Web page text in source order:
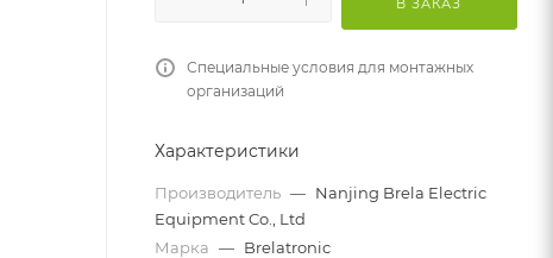
В ЗАКАЗ
Специальные условия для монтажных
организаций
Характеристики
Производитель — Nanjing Brela Electric
Equipment Co., Ltd
Марка — Brelatronic